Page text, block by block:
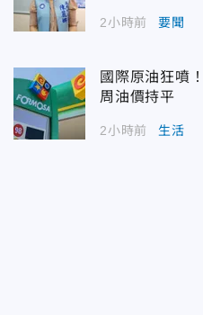
2小時前 要聞
國際原油狂噴
周油價持平
2小時前 生活